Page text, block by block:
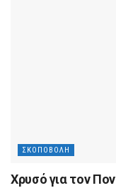
ΣΚΟΠΟΒΟΛΉ
Χρυσό για τον